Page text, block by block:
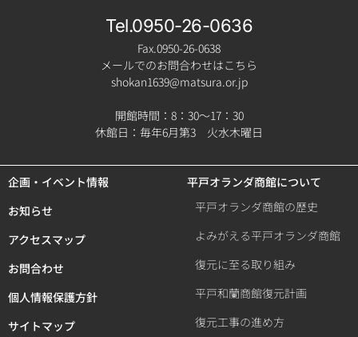
Tel.0950-26-0636
Fax.0950-26-0638
メールでのお問合わせはこちら
shokan1639@matsura.or.jp
開館時間：8：30～17：30
休館日：毎年6月第3 火水木曜日
企画・イベント情報
お知らせ
アクセスマップ
お問合わせ
個人情報保護方針
サイトマップ
平戸オランダ商館について
平戸オランダ商館の歴史
よみがえる平戸オランダ商館
復元に至る取り組み
平戸和蘭商館復元計画
復元工事の進め方